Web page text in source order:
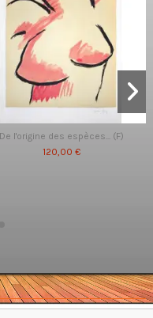
De l'origine des espèces... (F)
120,00 €